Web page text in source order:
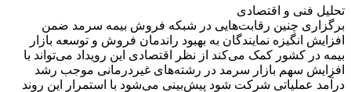
تحلیل فنی و اقتصادی
برگزاری چنین رقابت‌هایی در شبکه فروش بیمه سرمد ضمن
افزایش انگیزه نمایندگان به بهبود راندمان فروش و توسعه بازار
بیمه در کشور کمک می‌کند از نظر اقتصادی این رویداد می‌تواند با
افزایش سهم بازار سرمد در رشته‌های غیردرمانی موجب رشد
درآمد عملیاتی شرکت شود پیش‌بینی می‌شود با استمرار این روند